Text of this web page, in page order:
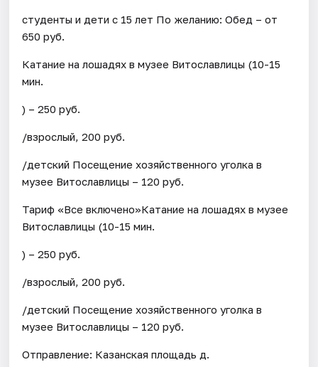
студенты и дети с 15 лет По желанию: Обед – от
650 руб.
Катание на лошадях в музее Витославлицы (10-15
мин.
) – 250 руб.
/взрослый, 200 руб.
/детский Посещение хозяйственного уголка в
музее Витославлицы – 120 руб.
Тариф «Все включено»Катание на лошадях в музее
Витославлицы (10-15 мин.
) – 250 руб.
/взрослый, 200 руб.
/детский Посещение хозяйственного уголка в
музее Витославлицы – 120 руб.
Отправление: Казанская площадь д.